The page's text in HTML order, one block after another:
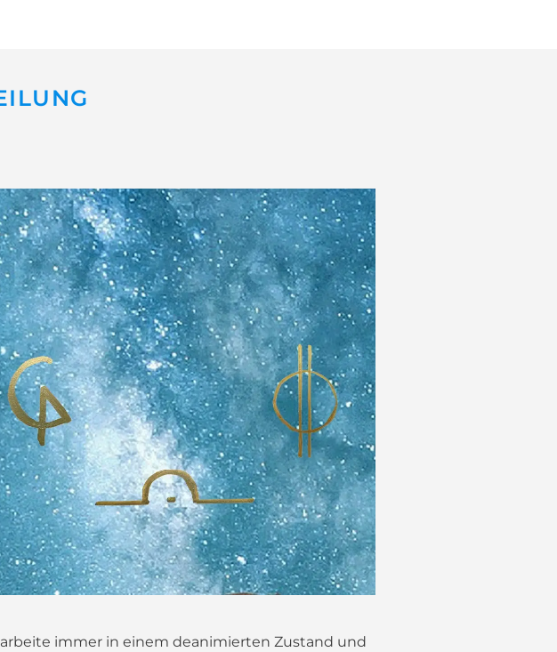
immer in einem deanimierten Zustand und